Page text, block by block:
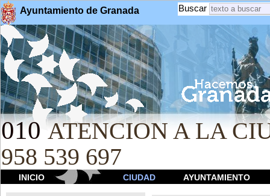
Ayuntamiento de Granada Buscar
010 ATENCION A LA
958 539 697
INICIO CIUDAD AYUNTAMIENTO